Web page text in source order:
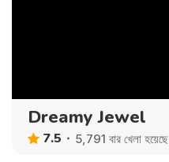
Dreamy Jewel
7.5 5,791 বার খেলা হয়েছে